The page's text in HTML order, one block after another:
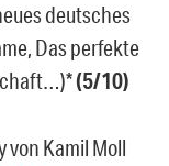
deutsches
Das perfekte
(5/10)
von Kamil Moll